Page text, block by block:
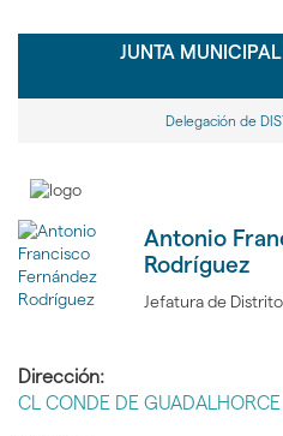
JUNTA
Delegación de
Antonio
Rodríguez
Jefatura de Distrito
Dirección:
CL CONDE DE GUADALHORCE